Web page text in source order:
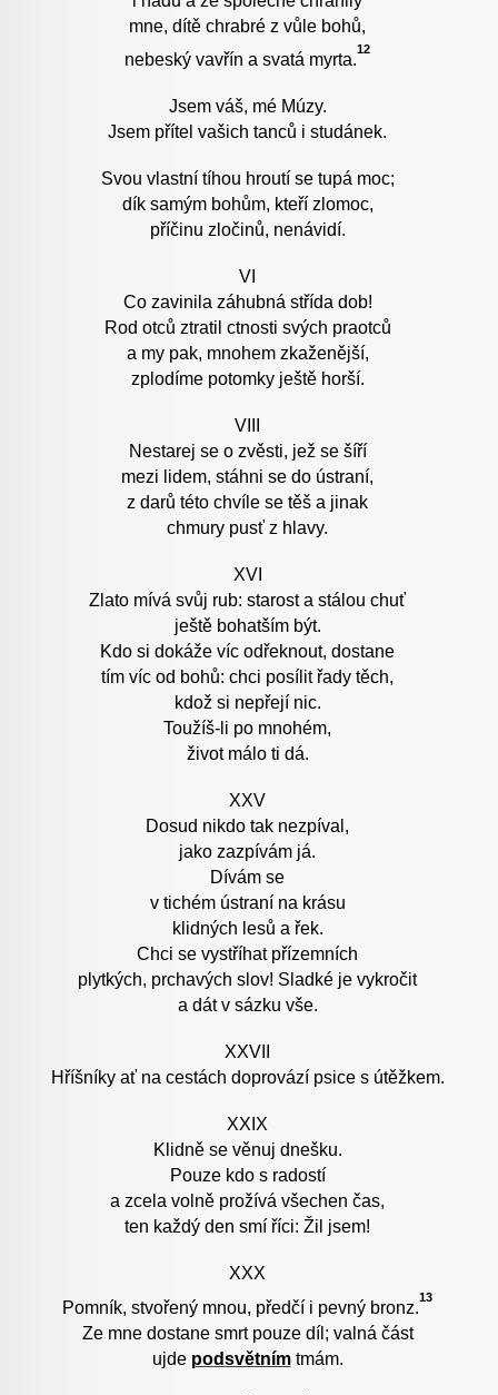
mne, dítě chrabré z vůle bohů,
nebeský vavřín a svatá myrta.
12
Jsem váš, mé Múzy.
Jsem přítel vašich tanců i studánek.
Svou vlastní tíhou hroutí se tupá moc;
dík samým bohům, kteří zlomoc,
příčinu zločinů, nenávidí.
VI
Co zavinila záhubná střída dob!
Rod otců ztratil ctnosti svých praotců
a my pak, mnohem zkaženější,
zplodíme potomky ještě horší.
VIII
Nestarej se o zvěsti, jež se šíří
mezi lidem, stáhni se do ústraní,
z darů této chvíle se těš a jinak
chmury pusť z hlavy.
XVI
Zlato mívá svůj rub: starost a stálou chuť
ještě bohatším být.
Kdo si dokáže víc odřeknout, dostane
tím víc od bohů: chci posílit řady těch,
kdož si nepřejí nic.
Toužíš-li po mnohém,
život málo ti dá.
XXV
Dosud nikdo tak nezpíval,
jako zazpívám já.
Dívám se
v tichém ústraní na krásu
klidných lesů a řek.
Chci se vystříhat přízemních
plytkých, prchavých slov! Sladké je vykročit
a dát v sázku vše.
XXVII
Hříšníky ať na cestách doprovází psice s útěžkem.
XXIX
Klidně se věnuj dnešku.
Pouze kdo s radostí
a zcela volně prožívá všechen čas,
ten každý den smí říci: Žil jsem!
XXX
Pomník, stvořený mnou, předčí i pevný bronz.
13
Ze mne dostane smrt pouze díl; valná část
ujde podsvětnímtmám.